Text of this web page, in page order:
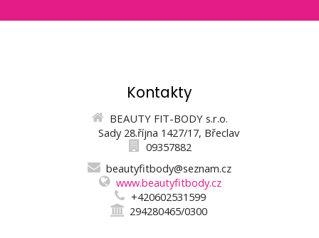
Kontakty
BEAUTY FIT-BODY s.r.o.
Sady 28.října 1427/17, Břeclav
09357882
beautyfitbody@seznam.cz
www.beautyfitbody.cz
+420602531599
294280465/0300